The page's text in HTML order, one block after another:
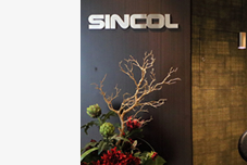
ホテル(コーディネート集)